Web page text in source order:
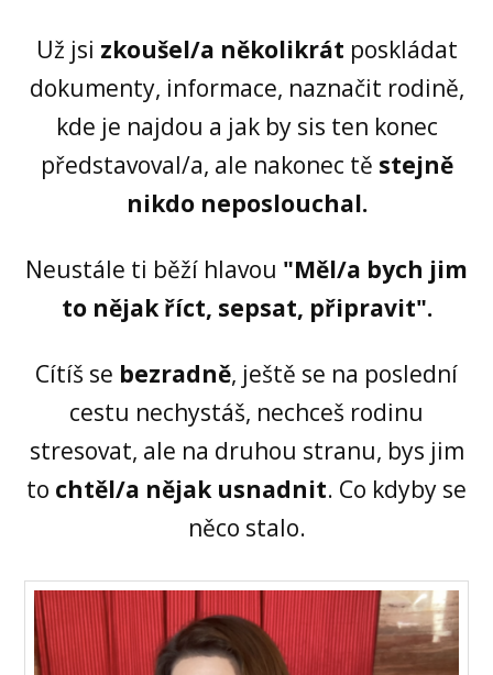
Už jsi zkoušel/a několikrát poskládat
dokumenty, informace, naznačit rodině,
kde je najdou a jak by sis ten konec
představoval/a, ale nakonec tě stejně
nikdo neposlouchal.
Neustále ti běží hlavou "Měl/a bych jim
to nějak říct, sepsat, připravit".
Cítíš se bezradně, ještě se na poslední
cestu nechystáš, nechceš rodinu
stresovat, ale na druhou stranu, bys jim
to chtěl/a nějak usnadnit. Co kdyby se
něco stalo.